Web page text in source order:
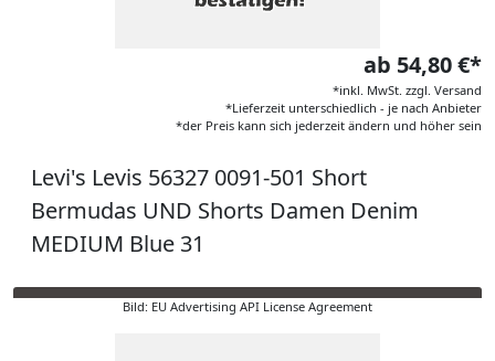
ab 54,80 €*
*inkl. MwSt. zzgl. Versand
*Lieferzeit unterschiedlich - je nach Anbieter
*der Preis kann sich jederzeit ändern und höher sein
Levi's Levis 56327 0091-501 Short
Bermudas UND Shorts Damen Denim
MEDIUM Blue 31
Bild: EU Advertising API License Agreement